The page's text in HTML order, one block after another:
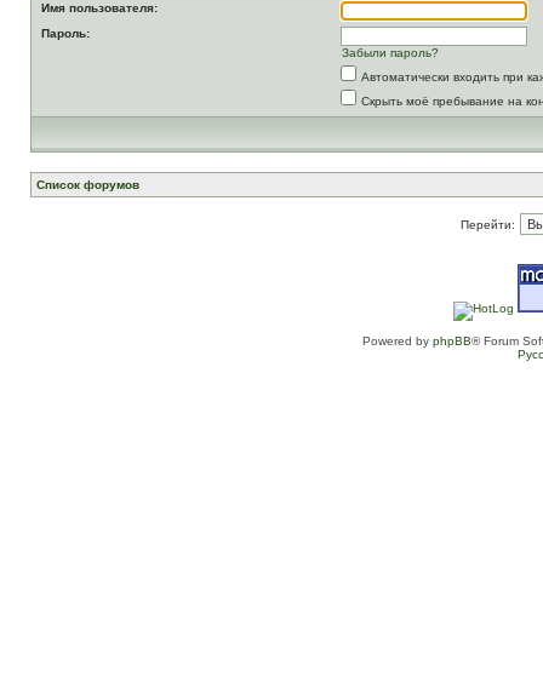
Имя пользователя:
Пароль:
Забыли пароль?
Автоматически входить при
Скрыть моё пребывание на
Список форумов
Перейти:
Powered by phpBB® Forum